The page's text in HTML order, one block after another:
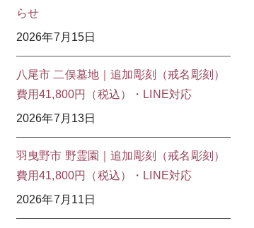
らせ
2026年7月15日
八尾市 二俣墓地｜追加彫刻（戒名彫刻）
費用41,800円（税込）・LINE対応
2026年7月13日
羽曳野市 野霊園｜追加彫刻（戒名彫刻）
費用41,800円（税込）・LINE対応
2026年7月11日